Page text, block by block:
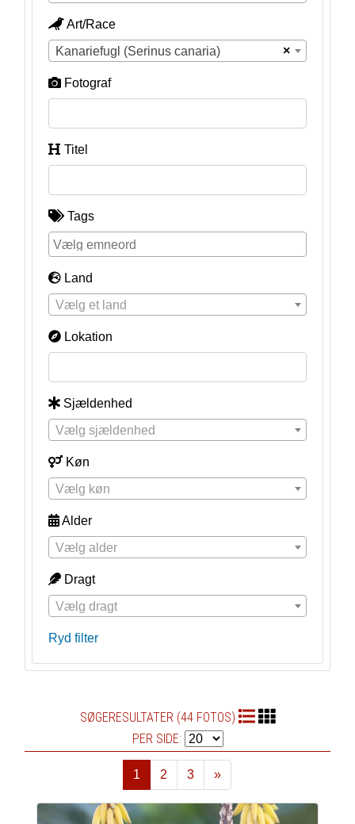
Art/Race
×
Kanariefugl (Serinus canaria)
Fotograf
Titel
Tags
Land
Vælg et land
Lokation
Sjældenhed
Vælg sjældenhed
Køn
Vælg køn
Alder
Vælg alder
Dragt
Vælg dragt
Ryd filter
SØGERESULTATER (44 FOTOS)
PER SIDE:
1 2 3
»
Næste